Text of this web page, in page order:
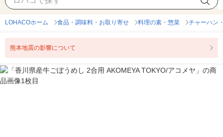
LOHACOホーム 食品・調味料・お取り寄せ 料理の素・惣菜 チャーハン
熊本地震の影響について